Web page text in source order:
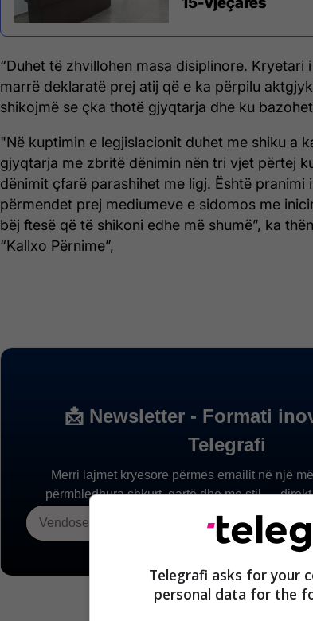
“Duhet të zhvillohen masa disiplinore. Kryetari
marrë deklaratë prej atij që e ka përpilu
shikojmë se çka thotë gjyqtarja dhe ku
"Në kuptimin e legjislacionit duhet me shiku a
gjyqtarja me zbritë dënimin nën tri vjet përtej
dënimit çfarë parashihet me ligj. Është pranimi
përmendet prej mediumeve e sidomos me
bëj ftesë që të shikoni edhe më shumë”, ka
“Kallxo Përnime”,
Telegrafi asks for your
personal data for the